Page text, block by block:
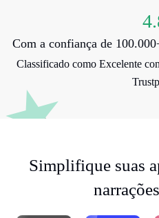
Com a confiança de
Classificado como Excelente
Simplifique suas